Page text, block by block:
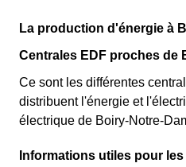
La production d'énergie à
Centrales EDF proches de
Ce sont les différentes
distribuent l'énergie et
électrique de Boiry-Notre-
Informations utiles pour